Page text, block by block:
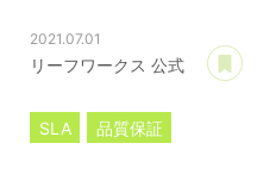
2021.07.01
リーフワークス 公式
SLA
品質保証